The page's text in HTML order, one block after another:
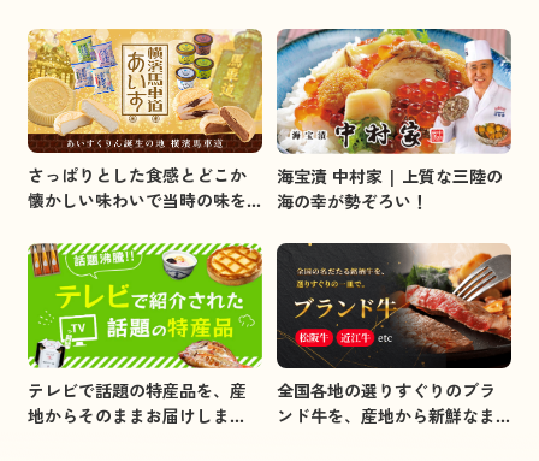
さっぱりとした食感とどこか
懐かしい味わいで当時の味を
海宝漬 中村家 | 上質な三陸の
海の幸が勢ぞろい！
テレビで話題の特産品を、産
地からそのままお届けしま
全国各地の選りすぐりのブラ
ンド牛を、産地から新鮮なま